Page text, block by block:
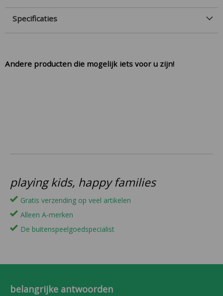
Specificaties
Andere producten die mogelijk iets voor u zijn!
playing kids, happy families
Gratis verzending op veel artikelen
Alleen A-merken
De buitenspeelgoedspecialist
belangrijke antwoorden